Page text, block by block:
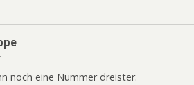
noch eine Nummer dreister.